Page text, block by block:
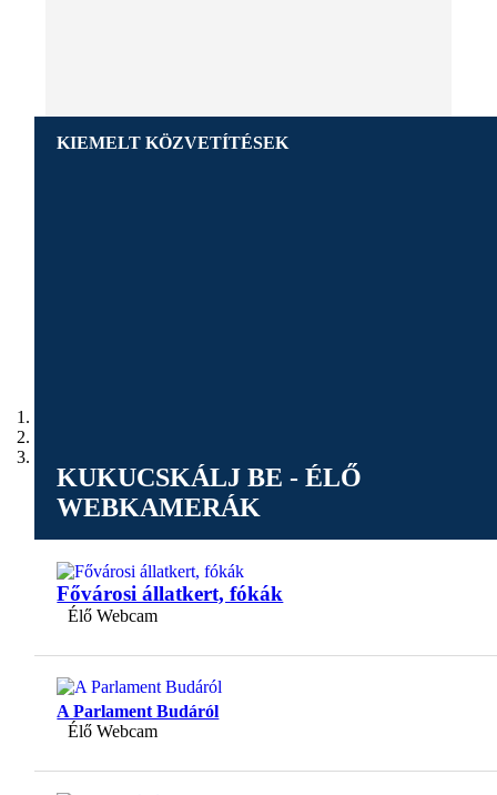
KIEMELT KÖZVETÍTÉSEK
KUKUCSKÁLJ BE - ÉLŐ
WEBKAMERÁK
Fővárosi állatkert, fókák
Élő Webcam
A Parlament Budáról
Élő Webcam